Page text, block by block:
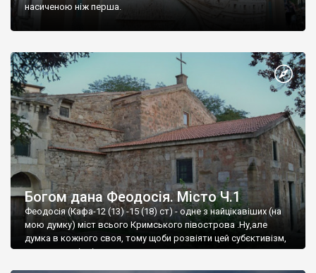
насиченою ніж перша.
Богом дана Феодосія. Місто Ч.1
Феодосія (Кафа-12 (13) -15 (18) ст) - одне з найцікавіших (на
мою думку) міст всього Кримського півострова .Ну,але
думка в кожного своя, тому щоби розвіяти цей субєктивізм,
запрошую відвідати це